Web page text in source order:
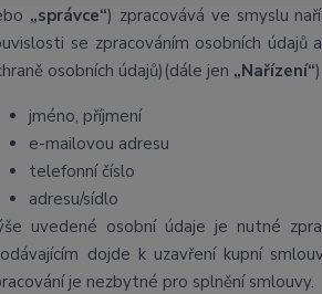
„správce“) zpracovává ve smyslu
se zpracováním osobních
osobních údajů)(dále jen „Nařízení“
jméno, příjmení
e-mailovou adresu
telefonní číslo
adresu/sídlo
uvedené osobní údaje je nutné
dojde k uzavření kupní
je nezbytné pro splnění smlouvy.